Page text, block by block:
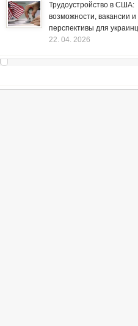
Трудоустройство в США:
возможности, вакансии и
перспективы для
22. 04. 2026